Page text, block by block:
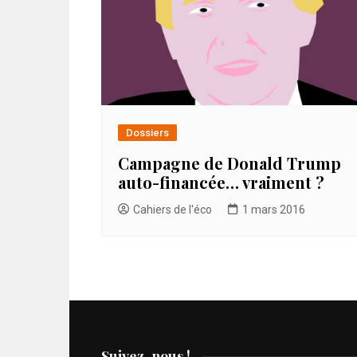
Dossiers
Campagne de Donald Trump
auto-financée… vraiment ?
Cahiers de l'éco 1 mars 2016